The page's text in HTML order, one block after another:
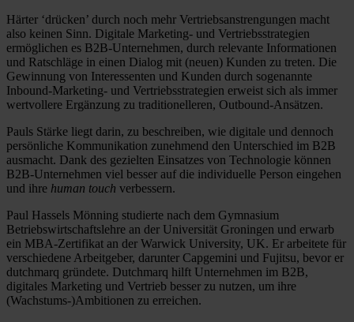
Härter ‘drücken’ durch noch mehr Vertriebsanstrengungen macht
also keinen Sinn. Digitale Marketing- und Vertriebsstrategien
ermöglichen es B2B-Unternehmen, durch relevante Informationen
und Ratschläge in einen Dialog mit (neuen) Kunden zu treten. Die
Gewinnung von Interessenten und Kunden durch sogenannte
Inbound-Marketing- und Vertriebsstrategien erweist sich als immer
wertvollere Ergänzung zu traditionelleren, Outbound-Ansätzen.
Pauls Stärke liegt darin, zu beschreiben, wie digitale und dennoch
persönliche Kommunikation zunehmend den Unterschied im B2B
ausmacht. Dank des gezielten Einsatzes von Technologie können
B2B-Unternehmen viel besser auf die individuelle Person eingehen
und ihre human touch verbessern.
Paul Hassels Mönning studierte nach dem Gymnasium
Betriebswirtschaftslehre an der Universität Groningen und erwarb
ein MBA-Zertifikat an der Warwick University, UK. Er arbeitete für
verschiedene Arbeitgeber, darunter Capgemini und Fujitsu, bevor er
dutchmarq gründete. Dutchmarq hilft Unternehmen im B2B,
digitales Marketing und Vertrieb besser zu nutzen, um ihre
(Wachstums-)Ambitionen zu erreichen.